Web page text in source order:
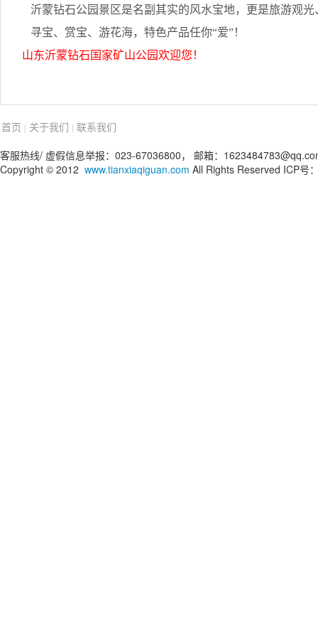
沂蒙钻石公园景区是名副其实的风水宝地，更是旅游观
寻宝、赏宝、游花海，特色产品任你“爱”！
山东沂蒙钻石国家矿山公园欢迎您！
首页 | 关于我们 | 联系我们
客服热线/ 虚假信息举报：023-67036800， 邮箱：
Copyright © 2012 www.tianxiaqiguan.com All Rights Reserved ICP号